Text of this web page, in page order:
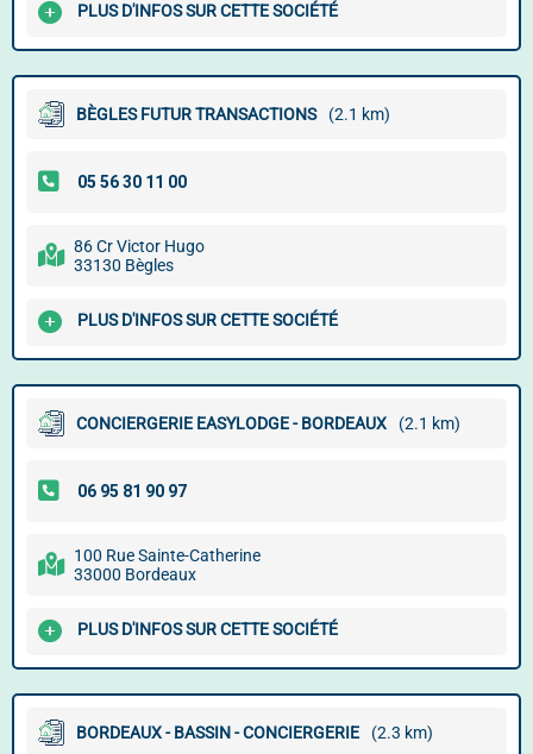
PLUS D'INFOS SUR CETTE SOCIÉTÉ
BÈGLES FUTUR TRANSACTIONS (2.1 km)
86 Cr Victor Hugo
33130 Bègles
PLUS D'INFOS SUR CETTE SOCIÉTÉ
CONCIERGERIE EASYLODGE - BORDEAUX (2.1 km)
100 Rue Sainte-Catherine
33000 Bordeaux
PLUS D'INFOS SUR CETTE SOCIÉTÉ
BORDEAUX - BASSIN - CONCIERGERIE (2.3 km)